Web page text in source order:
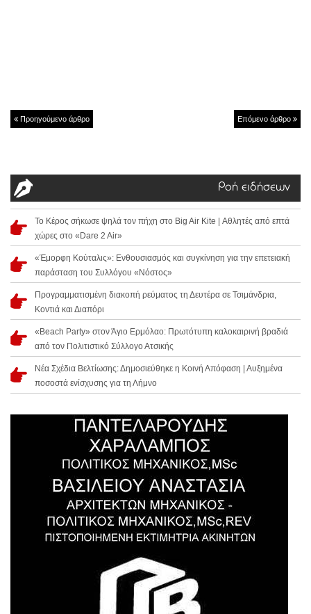
Προηγούμενο άρθρο Επόμενο άρθρο
Ροή ειδήσεων
Το Κέρος σήκωσε ψηλά τον πήχη στο Big Air Kite | Αθλητές από επτά
χώρες στο «Dare 2 Air»
«Έμορφη Κούταλις»: Ενθουσιασμός και συγκίνηση για την επετειακή
παράσταση του Συλλόγου «Νόστος»
Προγραμματισμένη διακοπή ρεύματος τη Δευτέρα σε Τσιμάνδρια,
Κοντιά και Διαπόρι
«Beach Party» στον Άγιο Ερμόλαο: Πρωτότυπη καλοκαιρινή βραδιά
από τον Πολιτιστικό Σύλλογο Ατσικής
Νέα Σχέδια Βελτίωσης: Δημοσιεύθηκε η Κοινή Απόφαση | Αυξημένα
ποσοστά ενίσχυσης για τη Λήμνο